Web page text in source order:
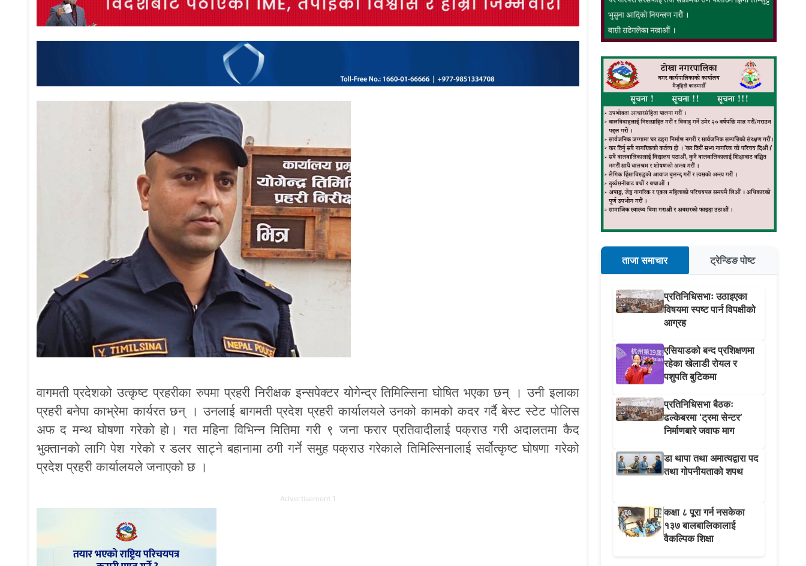
वागमती प्रदेशको उत्कृष्ट प्रहरीका रुपमा प्रहरी निरीक्षक इन्सपेक्टर योगेन्द्र तिमिल्सिना घोषित भएका छन् । उनी इलाका
प्रहरी बनेपा काभ्रेमा कार्यरत छन् । उनलाई बागमती प्रदेश प्रहरी कार्यालयले उनको कामको कदर गर्दै बेस्ट स्टेट पोलिस
अफ द मन्थ घोषणा गरेको हो। गत महिना विभिन्न मितिमा गरी ९ जना फरार प्रतिवादीलाई पक्राउ गरी अदालतमा कैद
भुक्तानको लागि पेश गरेको र डलर साट्ने बहानामा ठगी गर्ने समुह पक्राउ गरेकाले तिमिल्सिनालाई सर्वोत्कृष्ट घोषणा गरेको
प्रदेश प्रहरी कार्यालयले जनाएको छ ।
Advertisement 1
ताजा समाचार ट्रेन्डिङ पोष्ट
प्रतिनिधिसभाः उठाइएका
विषयमा स्पष्ट पार्न विपक्षीको
आग्रह
एसियाडको बन्द प्रशिक्षणमा
रहेका खेलाडी रोयल र
पशुपति बुटिकमा
प्रतिनिधिसभा बैठकः
ढल्केबरमा ‘ट्रमा सेन्टर’
निर्माणबारे जवाफ माग
डा थापा तथा अमात्यद्वारा पद
तथा गोपनीयताको शपथ
कक्षा ८ पूरा गर्न नसकेका
१३७ बालबालिकालाई
वैकल्पिक शिक्षा